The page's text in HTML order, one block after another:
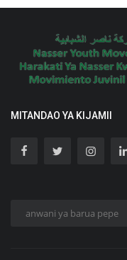
MITANDAO YA KIJAMII